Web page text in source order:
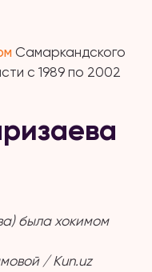
Самаркандского
с 1989 по 2002
была хокимом
/ Kun.uz